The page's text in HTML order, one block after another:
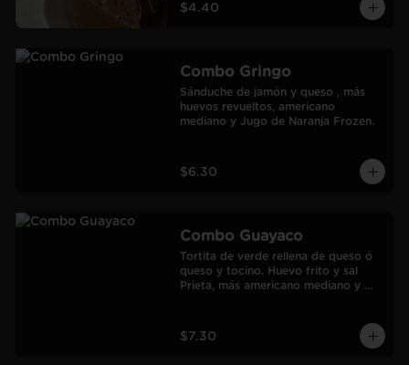
$4.40
Combo Gringo
Sánduche de jamón y queso , más
huevos revueltos, americano
mediano y Jugo de Naranja Frozen.
$6.30
Combo Guayaco
Tortita de verde rellena de queso ó
queso y tocino. Huevo frito y sal
Prieta, más americano mediano y
$7.30